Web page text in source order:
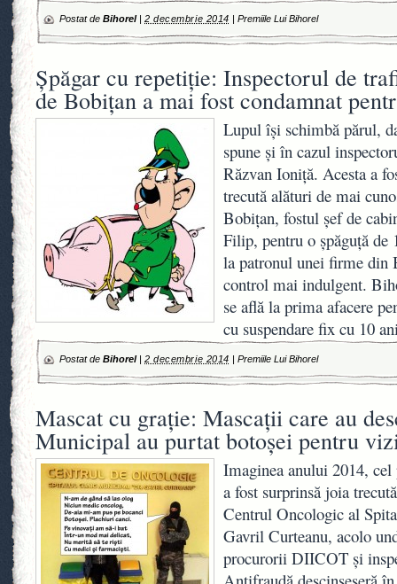
Postat de Bihorel| 2 decembrie 2014 | Premiile Lui Bihorel
Şpăgar cu repetiţie: Inspectorul de
de Bobiţan a mai fost condamnat
Lupul îşi schimbă părul,
spune şi în cazul
Răzvan Ioniţă. Acesta a
trecută alături de mai
Bobiţan, fostul şef de
Filip, pentru o şpăguţă de
la patronul unei firme din
control mai indulgent.
se află la prima afacere
cu suspendare fix cu 10
Postat de Bihorel| 2 decembrie 2014 | Premiile Lui Bihorel
Mascat cu graţie: Mascaţii care au
Municipal au purtat botoşei pentru
Imaginea anului 2014,
a fost surprinsă joia
Centrul Oncologic al
Gavril Curteanu, acolo
procurorii DIICOT şi